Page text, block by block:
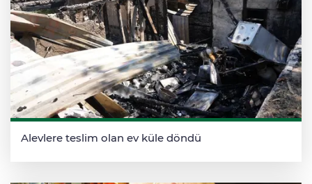
Alevlere teslim olan ev küle döndü